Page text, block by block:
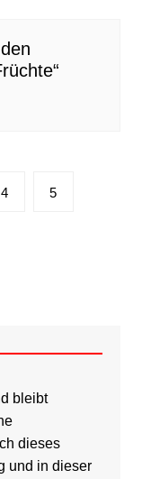
4 5
bleibt
dieses
und in dieser